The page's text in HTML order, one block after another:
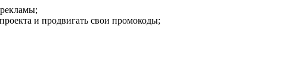
проекта и продвигать свои промокоды;